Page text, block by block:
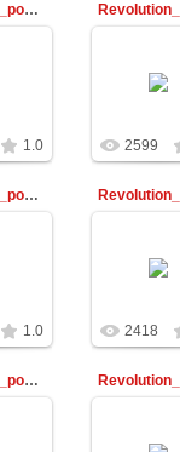
Revolution_poster9
1.0 2599
Revolution_poster55
1.0 2418
Revolution_poster43